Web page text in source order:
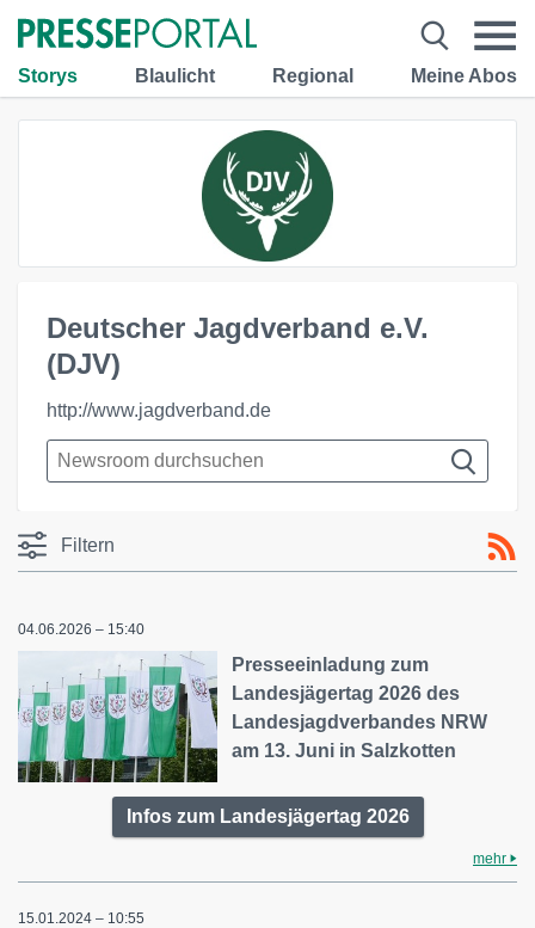
Storys Blaulicht Regional Meine Abos
Deutscher Jagdverband e.V.
(DJV)
http://www.jagdverband.de
Filtern
04.06.2026 – 15:40
Presseeinladung zum
Landesjägertag 2026 des
Landesjagdverbandes NRW
am 13. Juni in Salzkotten
Infos zum Landesjägertag 2026
mehr
15.01.2024 – 10:55